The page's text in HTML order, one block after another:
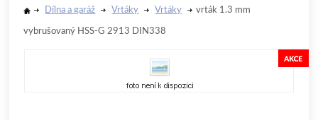
Dílna a garáž Vrtáky Vrtáky vrták 1.3 mm
vybrušovaný HSS-G 2913 DIN338